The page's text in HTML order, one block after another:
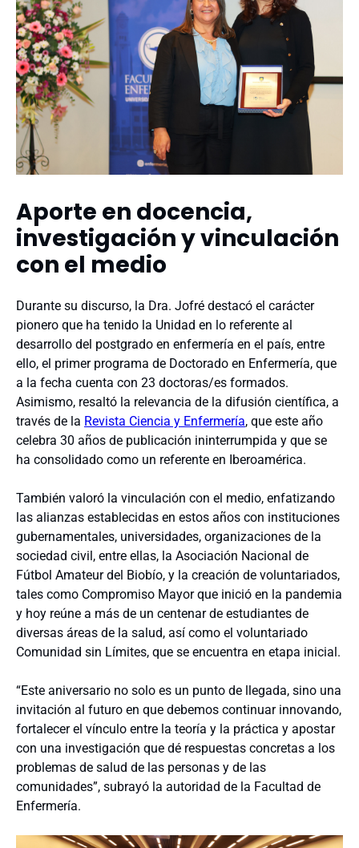
Aporte en docencia,
investigación y vinculación
con el medio
Durante su discurso, la Dra. Jofré destacó el carácter
pionero que ha tenido la Unidad en lo referente al
desarrollo del postgrado en enfermería en el país, entre
ello, el primer programa de Doctorado en Enfermería, que
a la fecha cuenta con 23 doctoras/es formados.
Asimismo, resaltó la relevancia de la difusión científica, a
través de la Revista Ciencia y Enfermería, que este año
celebra 30 años de publicación ininterrumpida y que se
ha consolidado como un referente en Iberoamérica.
También valoró la vinculación con el medio, enfatizando
las alianzas establecidas en estos años con instituciones
gubernamentales, universidades, organizaciones de la
sociedad civil, entre ellas, la Asociación Nacional de
Fútbol Amateur del Biobío, y la creación de voluntariados,
tales como Compromiso Mayor que inició en la pandemia
y hoy reúne a más de un centenar de estudiantes de
diversas áreas de la salud, así como el voluntariado
Comunidad sin Límites, que se encuentra en etapa inicial.
“Este aniversario no solo es un punto de llegada, sino una
invitación al futuro en que debemos continuar innovando,
fortalecer el vínculo entre la teoría y la práctica y apostar
con una investigación que dé respuestas concretas a los
problemas de salud de las personas y de las
comunidades”, subrayó la autoridad de la Facultad de
Enfermería.